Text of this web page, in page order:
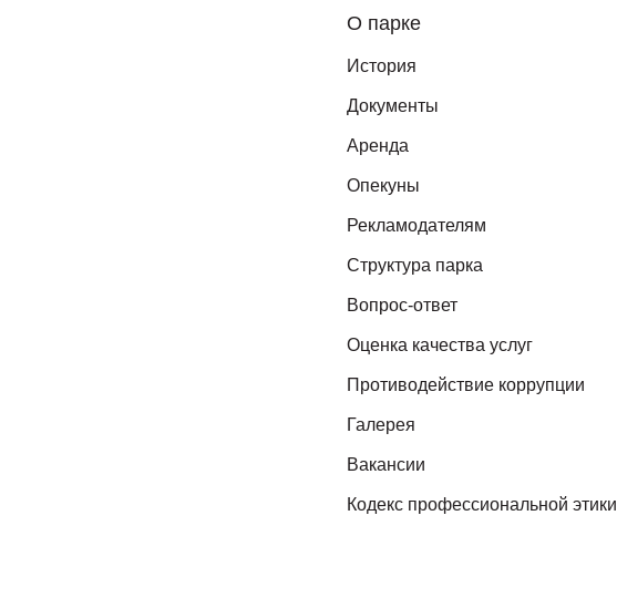
О парке
История
Документы
Аренда
Опекуны
Рекламодателям
Структура парка
Вопрос-ответ
Оценка качества услуг
Противодействие коррупции
Галерея
Вакансии
Кодекс профессиональной этики